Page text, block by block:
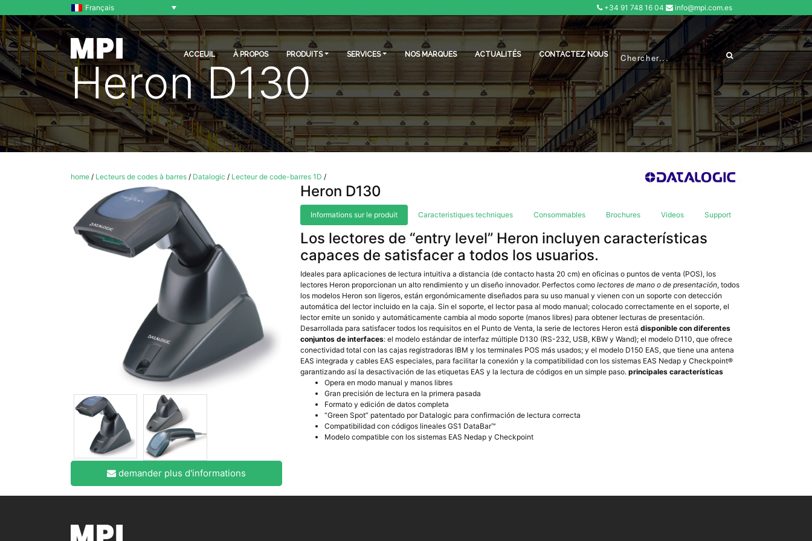
Français +34 91 748 16 04 info@mpi.com.es
ACCEUIL À PROPOS PRODUITS SERVICES NOS MARQUES ACTUALITÉS CONTACTEZ NOUS
Heron D130
home / Lecteurs de codes à barres / Datalogic / Lecteur de code-barres 1D /
demander plus d'informations
Heron D130
Informations sur le produit Caracteristiques techniques Consommables Brochures Videos Support
Los lectores de “entry level” Heron incluyen características
capaces de satisfacer a todos los usuarios.
Ideales para aplicaciones de lectura intuitiva a distancia (de contacto hasta 20 cm) en oficinas o puntos de venta (POS), los
lectores Heron proporcionan un alto rendimiento y un diseño innovador. Perfectos como lectores de mano o de presentación, todos
los modelos Heron son ligeros, están ergonómicamente diseñados para su uso manual y vienen con un soporte con detección
automática del lector incluido en la caja. Sin el soporte, el lector pasa al modo manual; colocado correctamente en el soporte, el
lector emite un sonido y automáticamente cambia al modo soporte (manos libres) para obtener lecturas de presentación.
Desarrollada para satisfacer todos los requisitos en el Punto de Venta, la serie de lectores Heron está disponible con diferentes
conjuntos de interfaces: el modelo estándar de interfaz múltiple D130 (RS-232, USB, KBW y Wand); el modelo D110, que ofrece
conectividad total con las cajas registradoras IBM y los terminales POS más usados; y el modelo D150 EAS, que tiene una antena
EAS integrada y cables EAS especiales, para facilitar la conexión y la compatibilidad con los sistemas EAS Nedap y Checkpoint®
garantizando así la desactivación de las etiquetas EAS y la lectura de códigos en un simple paso. principales características
Opera en modo manual y manos libres
Gran precisión de lectura en la primera pasada
Formato y edición de datos completa
“Green Spot” patentado por Datalogic para confirmación de lectura correcta
Compatibilidad con códigos lineales GS1 DataBar™
Modelo compatible con los sistemas EAS Nedap y Checkpoint